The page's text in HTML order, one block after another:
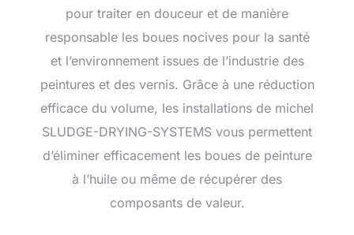
pour traiter en douceur et de manière
responsable les boues nocives pour la santé
et l’environnement issues de l’industrie des
peintures et des vernis. Grâce à une réduction
efficace du volume, les installations de michel
SLUDGE-DRYING-SYSTEMS vous permettent
d’éliminer efficacement les boues de peinture
à l’huile ou même de récupérer des
composants de valeur.